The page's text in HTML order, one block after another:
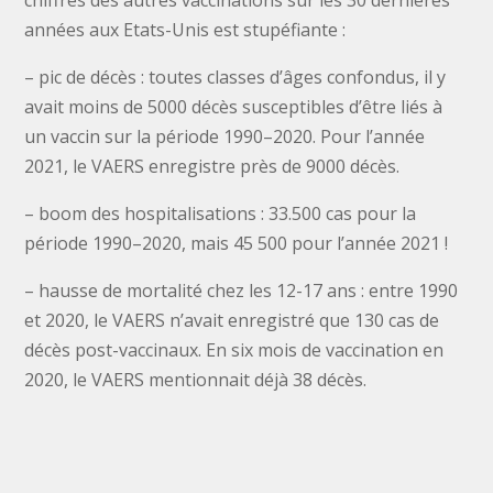
années aux Etats-Unis est stupéfiante :
– pic de décès : toutes classes d’âges confondus, il y
avait moins de 5000 décès susceptibles d’être liés à
un vaccin sur la période 1990–2020. Pour l’année
2021, le VAERS enregistre près de 9000 décès.
– boom des hospitalisations : 33.500 cas pour la
période 1990–2020, mais 45 500 pour l’année 2021 !
– hausse de mortalité chez les 12-17 ans : entre 1990
et 2020, le VAERS n’avait enregistré que 130 cas de
décès post-vaccinaux. En six mois de vaccination en
2020, le VAERS mentionnait déjà 38 décès.